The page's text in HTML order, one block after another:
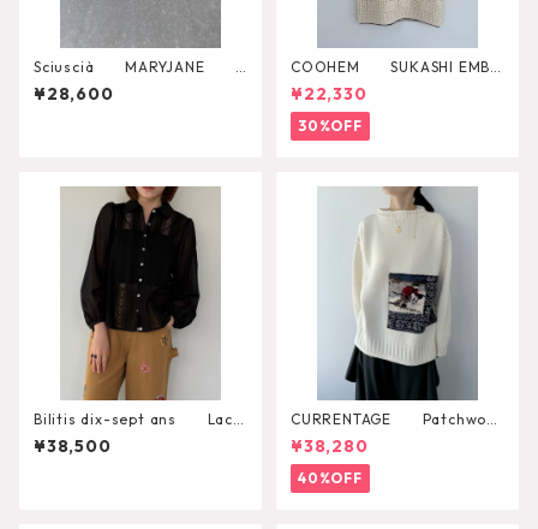
Sciuscià MARYJANE
（ROASTED PEACH）
¥28,600
COOHEM SUKASHI EMBO
SSED KNIT PULLOVER
¥22,330
30%OFF
Bilitis dix-sept ans Lace
+Tuck Blouse 2911-959
¥38,500
CURRENTAGE Patchwork
Knit
¥38,280
40%OFF